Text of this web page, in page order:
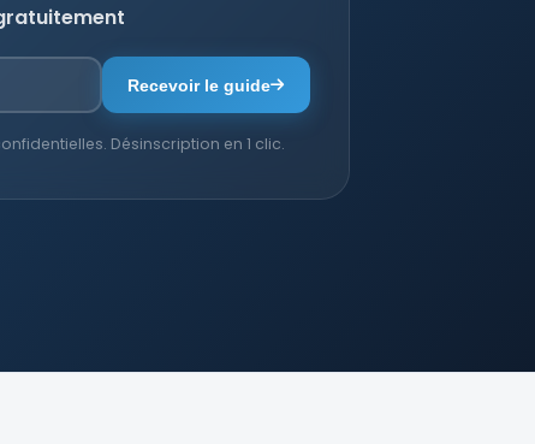
Recevoir le guide
Désinscription en 1 clic.